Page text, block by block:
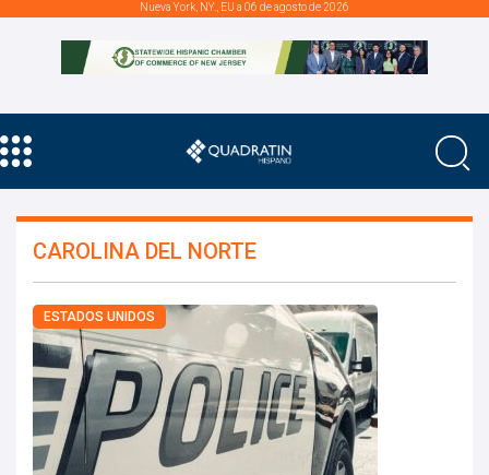
Nueva York, NY., EU a 06 de agosto de 2026
CAROLINA DEL NORTE
ESTADOS UNIDOS